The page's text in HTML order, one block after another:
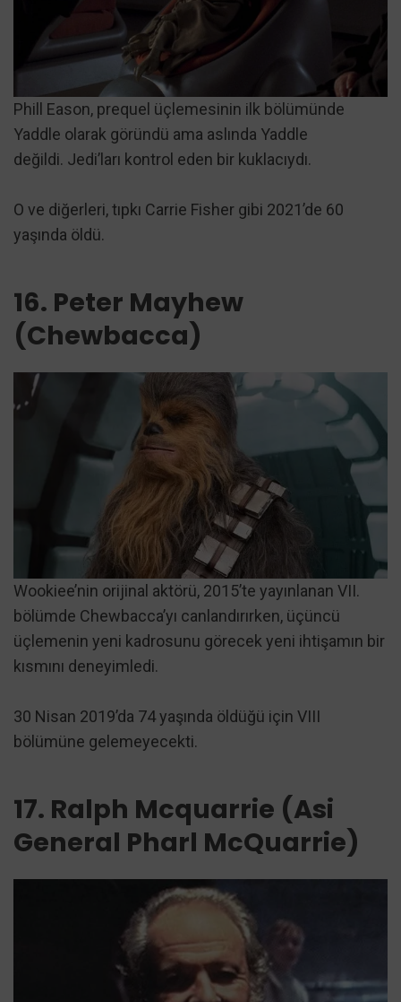
Phill Eason, prequel üçlemesinin ilk bölümünde
Yaddle olarak göründü ama aslında Yaddle
değildi. Jedi’ları kontrol eden bir kuklacıydı.
O ve diğerleri, tıpkı Carrie Fisher gibi 2021’de 60
yaşında öldü.
16. Peter Mayhew
(Chewbacca)
Wookiee’nin orijinal aktörü, 2015’te yayınlanan VII.
bölümde Chewbacca’yı canlandırırken, üçüncü
üçlemenin yeni kadrosunu görecek yeni ihtişamın bir
kısmını deneyimledi.
30 Nisan 2019’da 74 yaşında öldüğü için VIII
bölümüne gelemeyecekti.
17. Ralph Mcquarrie (Asi
General Pharl McQuarrie)